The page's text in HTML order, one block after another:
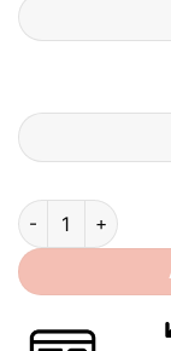
quantité de